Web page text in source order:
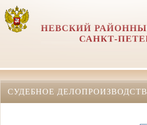
НЕВСКИЙ
САНКТ-
СУДЕБНОЕ